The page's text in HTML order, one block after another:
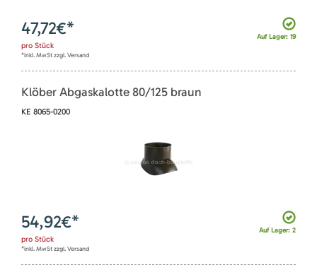
Auf Lager: 19
47,72€*
pro Stück
*inkl. MwSt zzgl. Versand
Klöber Abgaskalotte 80/125 braun
KE 8065-0200
Auf Lager: 2
54,92€*
pro Stück
*inkl. MwSt zzgl. Versand